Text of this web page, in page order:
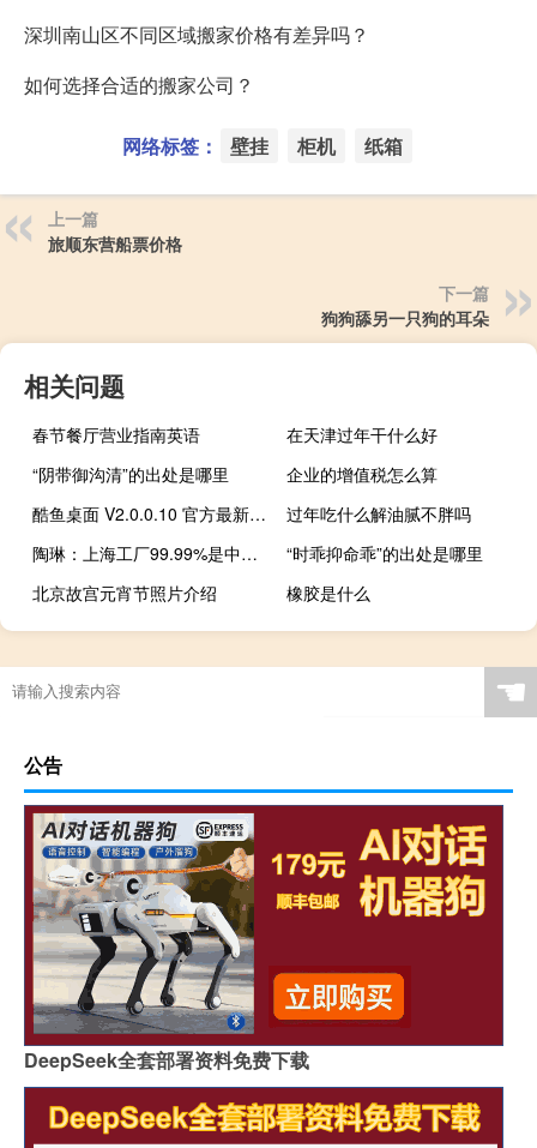
深圳南山区不同区域搬家价格有差异吗？
如何选择合适的搬家公司？
网络标签： 壁挂 柜机 纸箱
上一篇
旅顺东营船票价格
下一篇
狗狗舔另一只狗的耳朵
相关问题
春节餐厅营业指南英语
在天津过年干什么好
“阴带御沟清”的出处是哪里
企业的增值税怎么算
酷鱼桌面 V2.0.0.10 官方最新版（酷鱼桌面 V2.0.0.10 官方最新版功能简介）
过年吃什么解油腻不胖吗
陶琳：上海工厂99.99%是中国人 国产特斯拉也是妥妥的“国货”
“时乖抑命乖”的出处是哪里
北京故宫元宵节照片介绍
橡胶是什么
☚
公告
DeepSeek全套部署资料免费下载